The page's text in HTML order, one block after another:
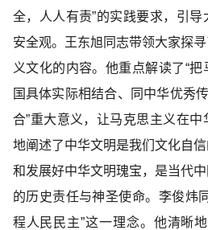
全，人人有责”的实践要求，引
安全观。王东旭同志带领大家探
义文化的内容。他重点解读了“
国具体实际相结合、同中华优秀
合”重大意义，让马克思主义在
地阐述了中华文明是我们文化自
和发展好中华文明瑰宝，是当代
的历史责任与神圣使命。李俊炜
程人民民主”这一理念。他清晰